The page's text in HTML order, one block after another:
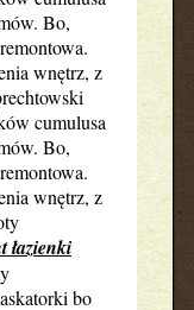
Bo,
wnętrz, z
cumulusa
Bo,
wnętrz, z
łazienki
bo